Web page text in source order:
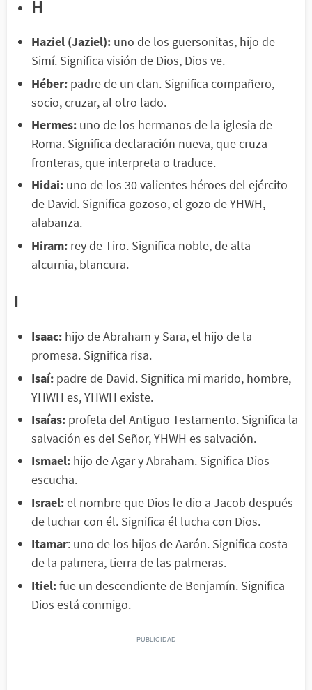
H
Haziel (Jaziel): uno de los guersonitas, hijo de
Simí. Significa visión de Dios, Dios ve.
Héber: padre de un clan. Significa compañero,
socio, cruzar, al otro lado.
Hermes: uno de los hermanos de la iglesia de
Roma. Significa declaración nueva, que cruza
fronteras, que interpreta o traduce.
Hidai: uno de los 30 valientes héroes del ejército
de David. Significa gozoso, el gozo de YHWH,
alabanza.
Hiram: rey de Tiro. Significa noble, de alta
alcurnia, blancura.
I
Isaac: hijo de Abraham y Sara, el hijo de la
promesa. Significa risa.
Isaí: padre de David. Significa mi marido, hombre,
YHWH es, YHWH existe.
Isaías: profeta del Antiguo Testamento. Significa la
salvación es del Señor, YHWH es salvación.
Ismael: hijo de Agar y Abraham. Significa Dios
escucha.
Israel:el nombre que Dios le dio a Jacob después
de luchar con él. Significa él lucha con Dios.
Itamar: uno de los hijos de Aarón. Significa costa
de la palmera, tierra de las palmeras.
Itiel:fue un descendiente de Benjamín. Significa
Dios está conmigo.